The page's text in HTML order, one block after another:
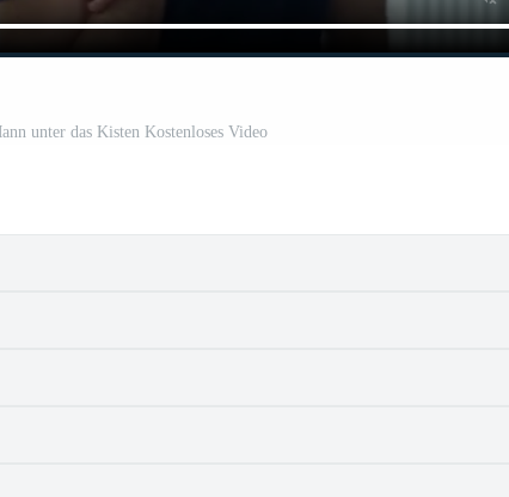
unter das Kisten Kostenloses Video